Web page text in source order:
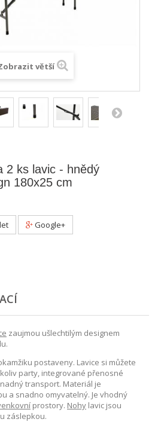
větší
2 ks lavic - hnědý
180x25 cm
Google+
zaujmou ušlechtilým designem
postaveny. Lavice si můžete
party, integrované přenosné
transport. Materiál je
a snadno omyvatelný. Je vhodný
prostory. Nohy lavic jsou
záslepkou.